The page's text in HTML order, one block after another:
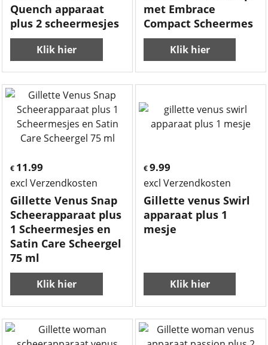
Quench apparaat
plus 2 scheermesjes
Klik hier
met Embrace
Compact Scheermes
Klik hier
€ 11.99
excl Verzendkosten
Gillette Venus Snap
Scheerapparaat plus
1 Scheermesjes en
Satin Care Scheergel
75 ml
Klik hier
€9.99
excl Verzendkosten
Gillette venus Swirl
apparaat plus 1
mesje
Klik hier